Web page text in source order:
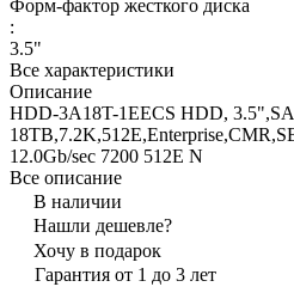
Форм-фактор жесткого диска
:
3.5"
Все характеристики
Описание
HDD-3A18T-1EECS HDD,
12.0Gb/sec 7200 512E N
Все описание
В наличии
Нашли дешевле?
Хочу в подарок
Гарантия от 1 до 3 лет